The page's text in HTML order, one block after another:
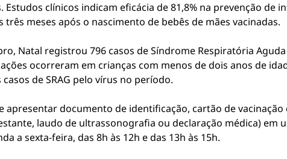
clínicos indicam eficácia de 81,8% na prevenção de
meses após o nascimento de bebês de mães vacinadas.
Natal registrou 796 casos de Síndrome Respiratória
ocorreram em crianças com menos de dois anos de
de SRAG pelo vírus no período.
apresentar documento de identificação, cartão de
laudo de ultrassonografia ou declaração médica) em
a sexta-feira, das 8h às 12h e das 13h às 15h.